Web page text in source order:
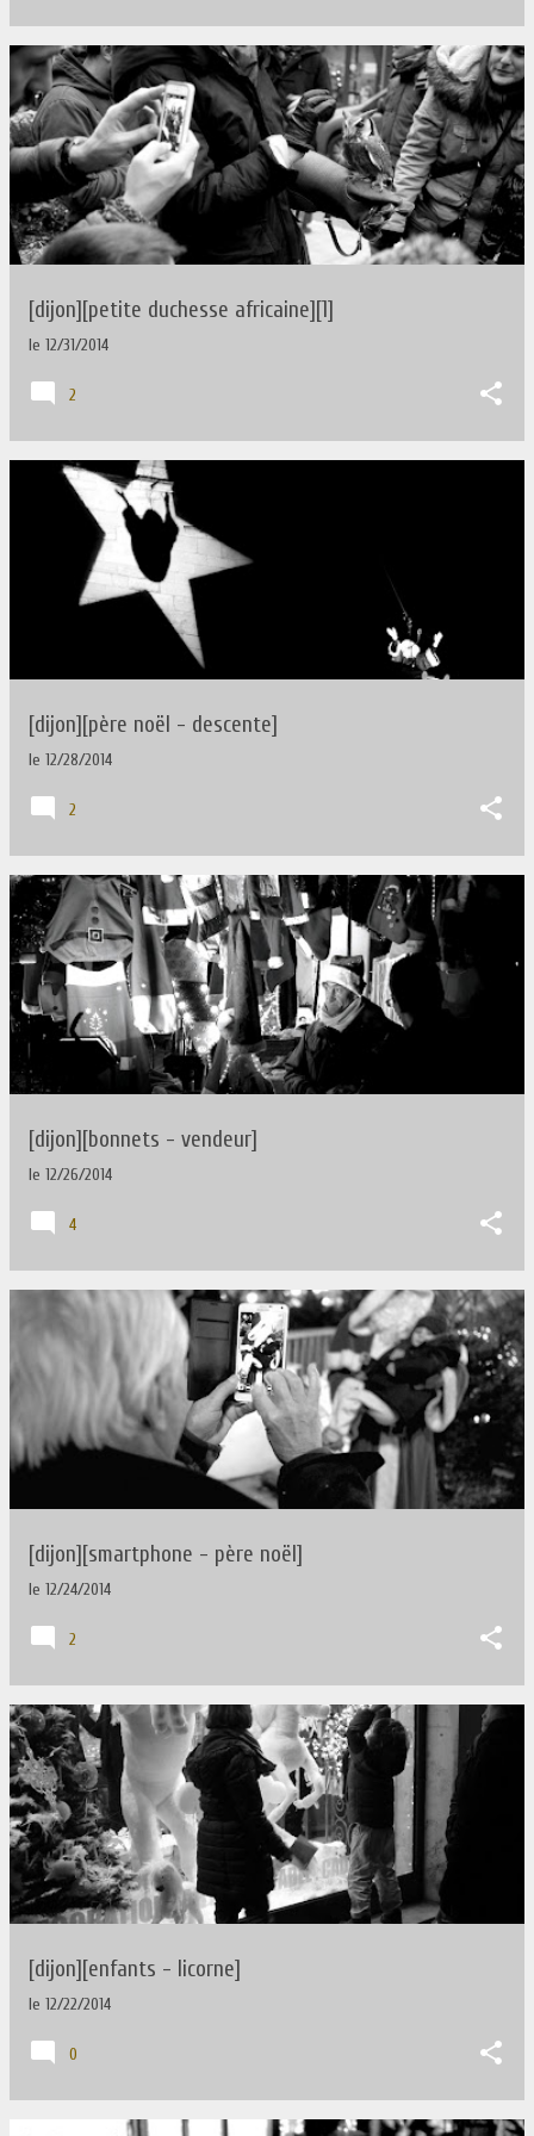
[dijon][petite duchesse africaine][1]
le 12/31/2014
2
[dijon][père noël - descente]
le 12/28/2014
2
[dijon][bonnets - vendeur]
le 12/26/2014
4
[dijon][smartphone - père noël]
le 12/24/2014
2
[dijon][enfants - licorne]
le 12/22/2014
0